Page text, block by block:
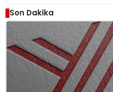
Son Dakika